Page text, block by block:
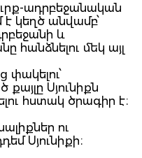
ադրբեջանական
է կեղծ անվամբ՝
և
հանձնելու մեկ այլ
փակելու՝
Սյունիքն
հստակ ծրագիր է։
ու
Սյունիքի։